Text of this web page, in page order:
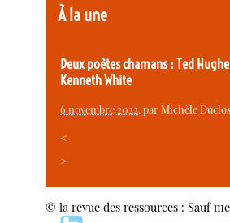
À la une
Deux poètes chamans : Ted
Kenneth White
6 novembre 2022, parMichèle Duclos
<
>
© la revue des ressources : Sauf